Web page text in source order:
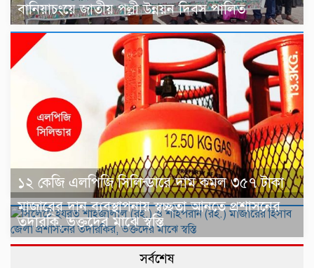
বানিয়াচংয়ে জাতীয় পল্লী উন্নয়ন দিবস পালিত
১২ কেজি এলপিজি সিলিন্ডারে দাম কমল ৩৫৭ টাকা
মাজারের দান ব্যবস্থাপনায় স্বচ্ছতা আনতে প্রশাসনের
তদারকি, ভক্তদের মাঝে স্বস্তি
সর্বশেষ